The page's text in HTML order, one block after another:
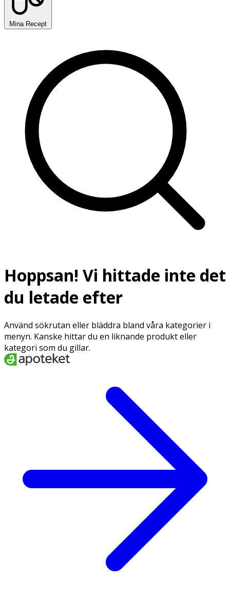
Mina Recept
Hoppsan! Vi hittade inte det
du letade efter
Använd sökrutan eller bläddra bland våra kategorier i
menyn. Kanske hittar du en liknande produkt eller
kategori som du gillar.